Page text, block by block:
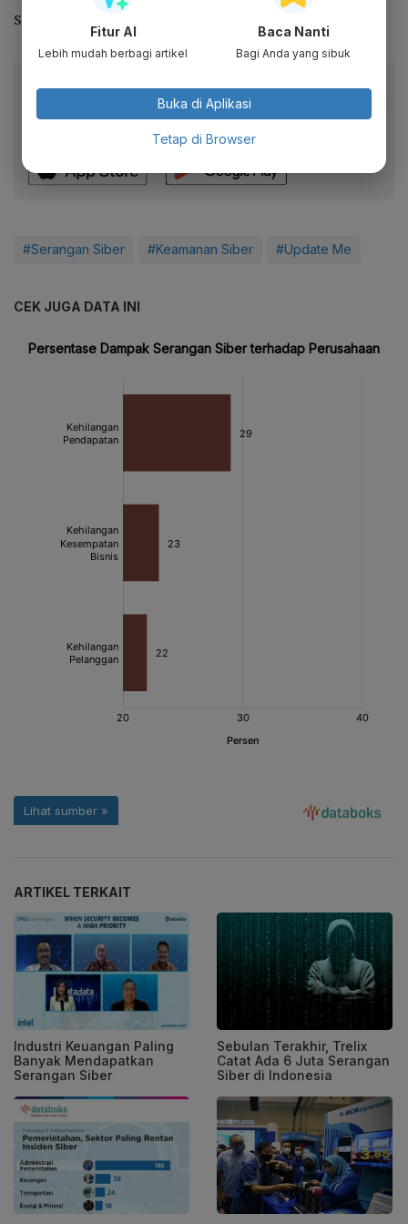
serangan siber.
Baca artikel ini lewat aplikasi mobile.
Dapatkan pengalaman membaca lebih nyaman dan nikmati
fitur menarik lainnya lewat aplikasi mobile Katadata.
#Serangan Siber #Keamanan Siber #Update Me
CEK JUGA DATA INI
ARTIKEL TERKAIT
Industri Keuangan Paling
Banyak Mendapatkan
Serangan Siber
Sebulan Terakhir, Trelix
Catat Ada 6 Juta Serangan
Siber di Indonesia
Fitur AI
Lebih mudah berbagi artikel
Baca Nanti
Bagi Anda yang sibuk
Buka di Aplikasi
Tetap di Browser